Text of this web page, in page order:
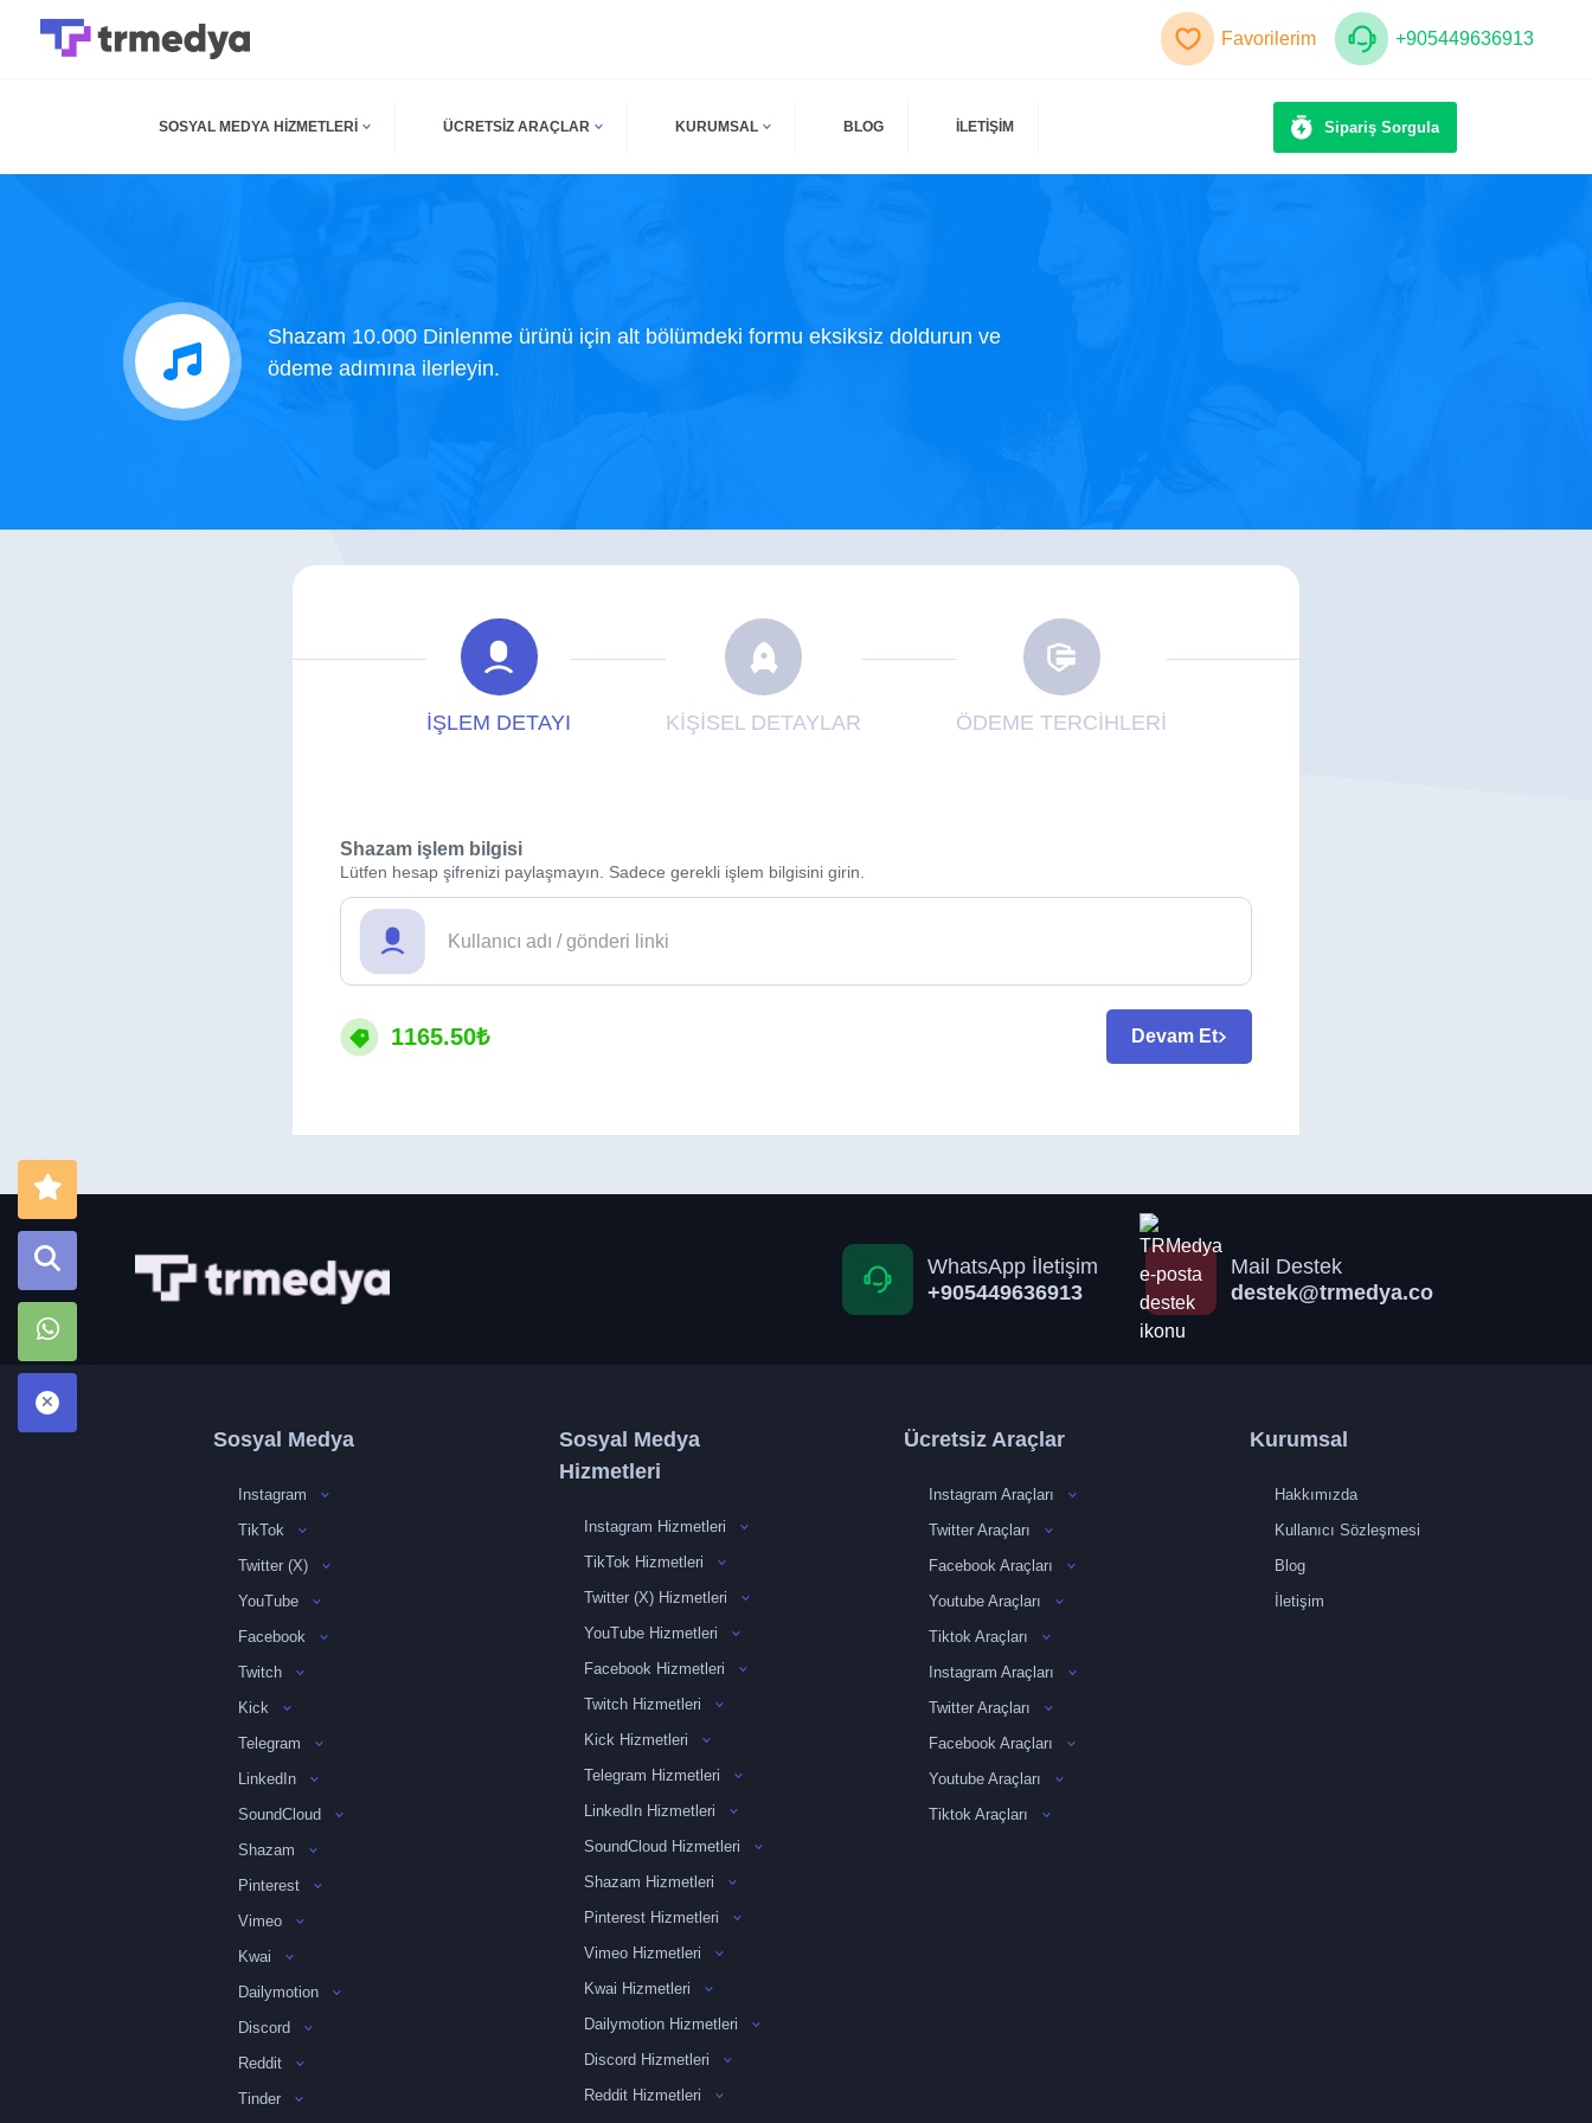
Favorilerim +905449636913
SOSYAL MEDYA HIZMETLERI ÜCRETSIZ ARAÇLAR KURUMSAL BLOG İLETİŞİM Sipariş Sorgula
Shazam 10.000 Dinlenme ürünü için alt bölümdeki formu eksiksiz doldurun ve
ödeme adımına ilerleyin.
İŞLEM DETAYI KİŞİSEL DETAYLAR ÖDEME TERCİHLERİ
Shazam işlem bilgisi
Lütfen hesap şifrenizi paylaşmayın. Sadece gerekli işlem bilgisini girin.
1165.50₺ Devam Et
WhatsApp İletişim
+905449636913
Mail Destek
destek@trmedya.co
Sosyal Medya
Instagram
TikTok
Twitter (X)
YouTube
Facebook
Twitch
Kick
Telegram
LinkedIn
SoundCloud
Shazam
Pinterest
Vimeo
Kwai
Dailymotion
Discord
Reddit
Tinder
Sosyal Medya
Hizmetleri
Instagram Hizmetleri
TikTok Hizmetleri
Twitter (X) Hizmetleri
YouTube Hizmetleri
Facebook Hizmetleri
Twitch Hizmetleri
Kick Hizmetleri
Telegram Hizmetleri
LinkedIn Hizmetleri
SoundCloud Hizmetleri
Shazam Hizmetleri
Pinterest Hizmetleri
Vimeo Hizmetleri
Kwai Hizmetleri
Dailymotion Hizmetleri
Discord Hizmetleri
Reddit Hizmetleri
Ücretsiz Araçlar
Instagram Araçları
Twitter Araçları
Facebook Araçları
Youtube Araçları
Tiktok Araçları
Instagram Araçları
Twitter Araçları
Facebook Araçları
Youtube Araçları
Tiktok Araçları
Kurumsal
Hakkımızda
Kullanıcı Sözleşmesi
Blog
İletişim